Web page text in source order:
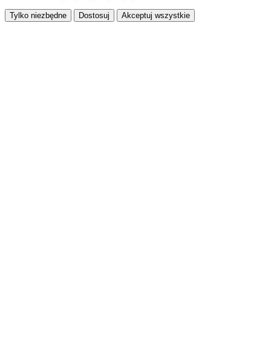
Tylko niezbędne Dostosuj Akceptuj wszystkie